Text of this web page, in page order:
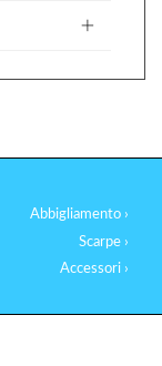
Abbigliamento ›
Scarpe ›
Accessori ›